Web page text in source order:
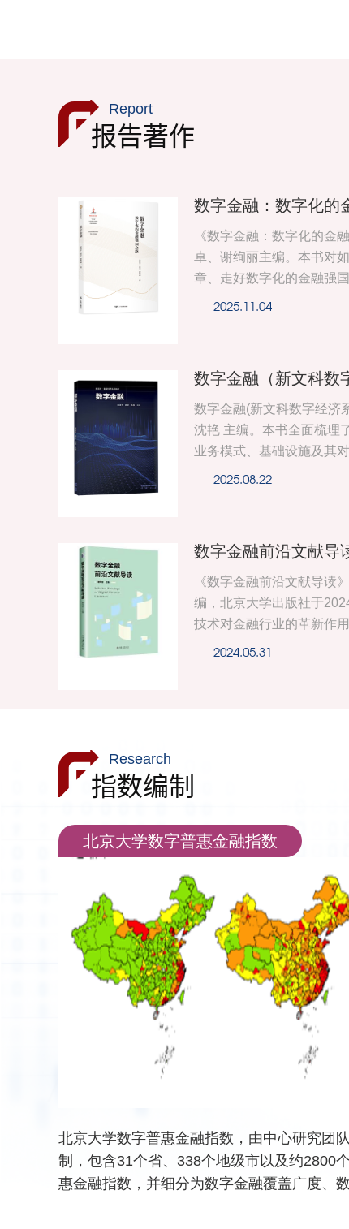
Report
报告著作
数字金融：数字化的
《数字金融：数字化的金
卓、谢绚丽主编。本书对
章、走好数字化的金融强
出我国的金融强国建设就
2025.11.04
数字金融（新文科数
数字金融(新文科数字经济
沈艳 主编。本书全面梳理
业务模式、基础设施及其
为16章，具体内容包括：
付、征信、信贷、供应链
货币等，探讨其发展历程
特别关注中国经验，如中
科技信贷案例。第12-14章
2025.08.22
数字金融前沿文献导
《数字金融前沿文献导读
编，北京大学出版社于
技术对金融行业的革新作
金融领域的最新研究成果。
2024.05.31
Research
指数编制
北京大学数字普惠金融指数
北京大学数字普惠金融指数，由中心研究团
制，包含31个省、338个地级市以及约2800
惠金融指数，并细分为数字金融覆盖广度、